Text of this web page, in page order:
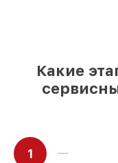
Какие
1